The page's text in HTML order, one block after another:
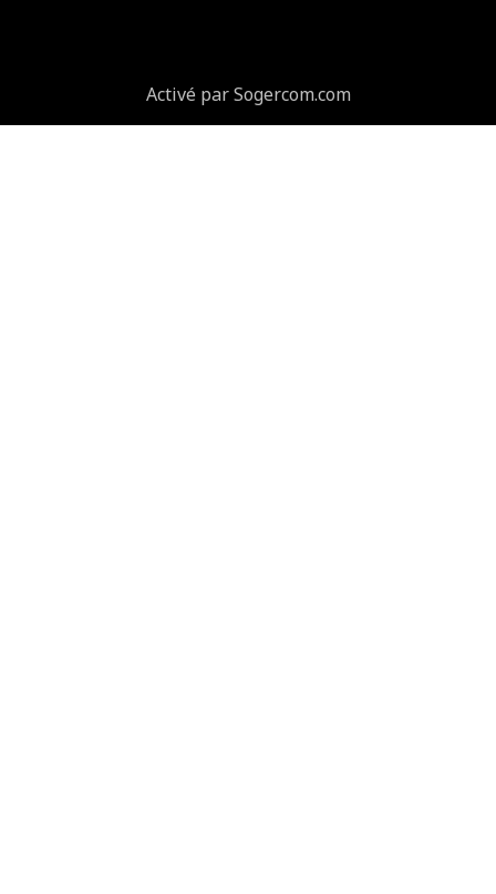
Activé par Sogercom.com